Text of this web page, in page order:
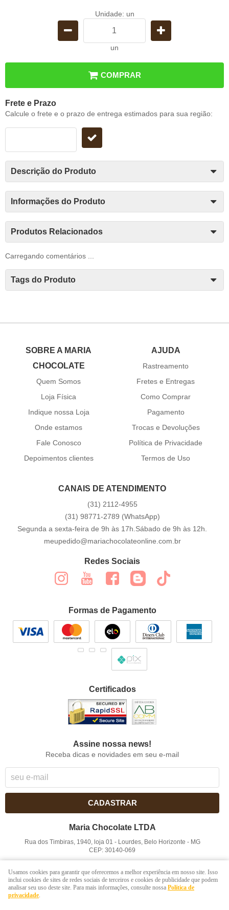
Unidade: un
un
COMPRAR
Frete e Prazo
Calcule o frete e o prazo de entrega estimados para sua região:
Descrição do Produto
Informações do Produto
Produtos Relacionados
Carregando comentários ...
Tags do Produto
SOBRE A MARIA
CHOCOLATE
Quem Somos
Loja Física
Indique nossa Loja
Onde estamos
Fale Conosco
Depoimentos clientes
AJUDA
Rastreamento
Fretes e Entregas
Como Comprar
Pagamento
Trocas e Devoluções
Política de Privacidade
Termos de Uso
CANAIS DE ATENDIMENTO
(31) 2112-4955
(31) 98771-2789 (WhatsApp)
Segunda a sexta-feira de 9h às 17h.Sábado de 9h às 12h.
meupedido@mariachocolateonline.com.br
Redes Sociais
Formas de Pagamento
Certificados
Assine nossa news!
Receba dicas e novidades em seu e-mail
CADASTRAR
Maria Chocolate LTDA
Rua dos Timbiras, 1940, loja 01 - Lourdes, Belo Horizonte - MG
CEP: 30140-069
LOJA VIRTUAL CRIADA POR
Usamos cookies para garantir que oferecemos a melhor experiência em nosso site. Isso
inclui cookies de sites de redes sociais de terceiros e cookies de publicidade que podem
analisar seu uso deste site. Para mais informações, consulte nossa Política de
privacidade.